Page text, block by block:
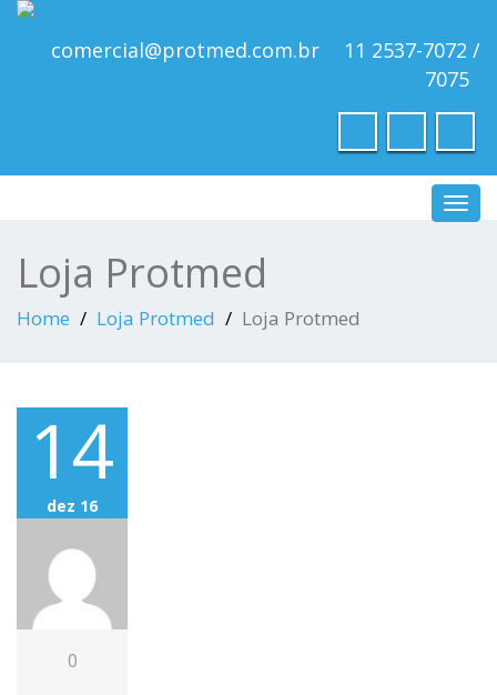
comercial@protmed.com.br
11 2537-7072 /
7075
Loja Protmed
Home Loja Protmed Loja Protmed
14
dez 16
0